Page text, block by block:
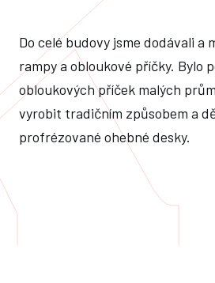
Do celé budovy jsme dodávali a
rampy a obloukové příčky. Bylo
obloukových příček malých
vyrobit tradičním způsobem a
profrézované ohebné desky.